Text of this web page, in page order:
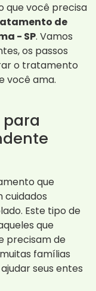
que você precisa
de
- SP. Vamos
os passos
o tratamento
você ama.
que
cuidados
Este tipo de
que
precisam de
famílias
seus entes